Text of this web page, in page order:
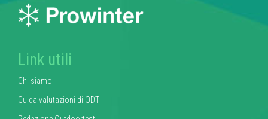
Link utili
Chi siamo
Guida valutazioni di ODT